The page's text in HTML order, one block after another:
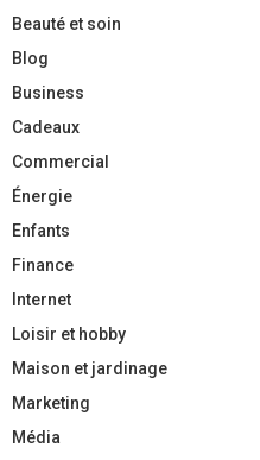
Beauté et soin
Blog
Business
Cadeaux
Commercial
Énergie
Enfants
Finance
Internet
Loisir et hobby
Maison et jardinage
Marketing
Média